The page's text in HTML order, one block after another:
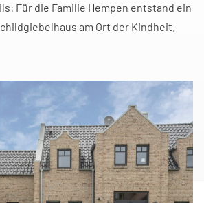
Für die Familie Hempen entstand ein
am Ort der Kindheit.